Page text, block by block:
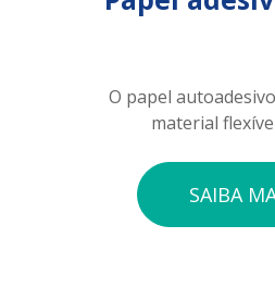
O papel
material
SAIBA